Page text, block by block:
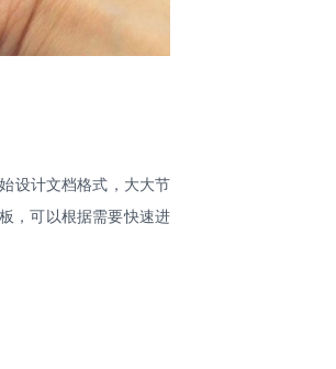
设计文档格式，大大节
，可以根据需要快速进